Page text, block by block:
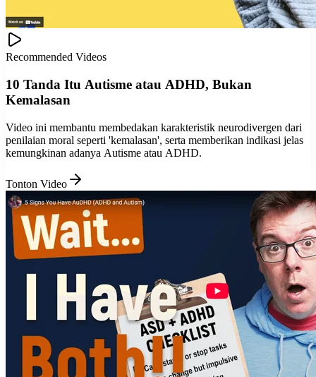
Recommended Videos
10 Tanda Itu Autisme atau ADHD, Bukan
Kemalasan
Video ini membantu membedakan karakteristik neurodivergen dari
penilaian moral seperti 'kemalasan', serta memberikan indikasi jelas
kemungkinan adanya Autisme atau ADHD.
Tonton Video